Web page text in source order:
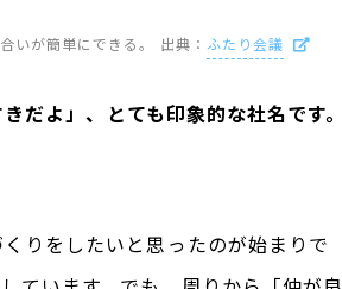
いが簡単にできる。 出典： ふたり会議
だよ」、とても印象的な社名です。
りをしたいと思ったのが始まりで